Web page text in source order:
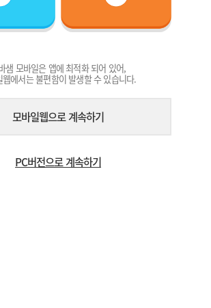
샘 모바일은 앱에 최적화 되어 있어,
웹에서는 불편함이 발생할 수 있습니다.
모바일웹으로 계속하기
PC버전으로 계속하기